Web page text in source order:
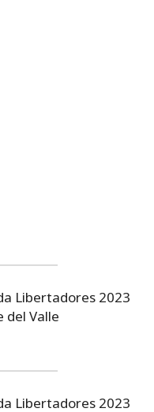
Libertadores 2023
del Valle
Libertadores 2023